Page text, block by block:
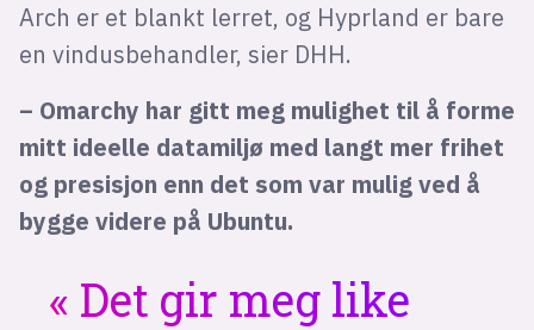
Arch er et blankt lerret, og Hyprland er bare
en vindusbehandler, sier DHH.
– Omarchy har gitt meg mulighet til å forme
mitt ideelle datamiljø med langt mer frihet
og presisjon enn det som var mulig ved å
bygge videre på Ubuntu.
Det gir meg like